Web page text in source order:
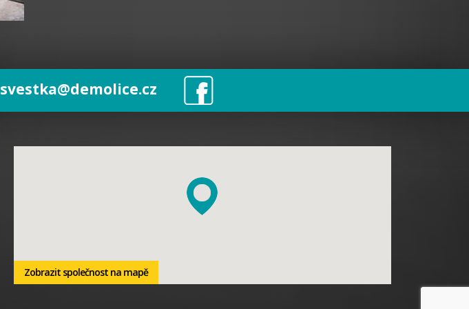
svestka@demolice.cz
Zobrazit společnost na mapě